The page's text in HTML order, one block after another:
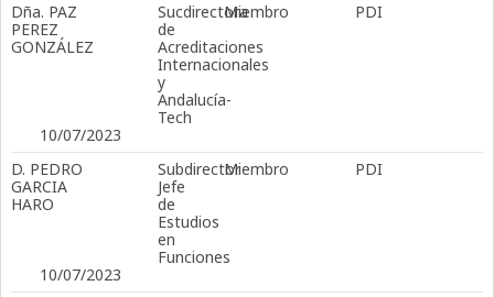
Dña. PAZ
PEREZ
GONZÁLEZ
Sucdirectora
de
Acreditaciones
Internacionales
y
Andalucía-
Tech
Miembro PDI
10/07/2023
D. PEDRO
GARCIA
HARO
Subdirector
Jefe
de
Estudios
en
Funciones
Miembro PDI
10/07/2023